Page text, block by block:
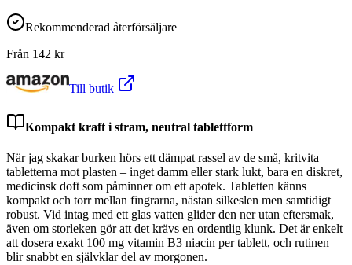
Rekommenderad återförsäljare
Från 142 kr
Till butik
Kompakt kraft i stram, neutral tablettform
När jag skakar burken hörs ett dämpat rassel av de små, kritvita
tabletterna mot plasten – inget damm eller stark lukt, bara en diskret,
medicinsk doft som påminner om ett apotek. Tabletten känns
kompakt och torr mellan fingrarna, nästan silkeslen men samtidigt
robust. Vid intag med ett glas vatten glider den ner utan eftersmak,
även om storleken gör att det krävs en ordentlig klunk. Det är enkelt
att dosera exakt 100 mg vitamin B3 niacin per tablett, och rutinen
blir snabbt en självklar del av morgonen.